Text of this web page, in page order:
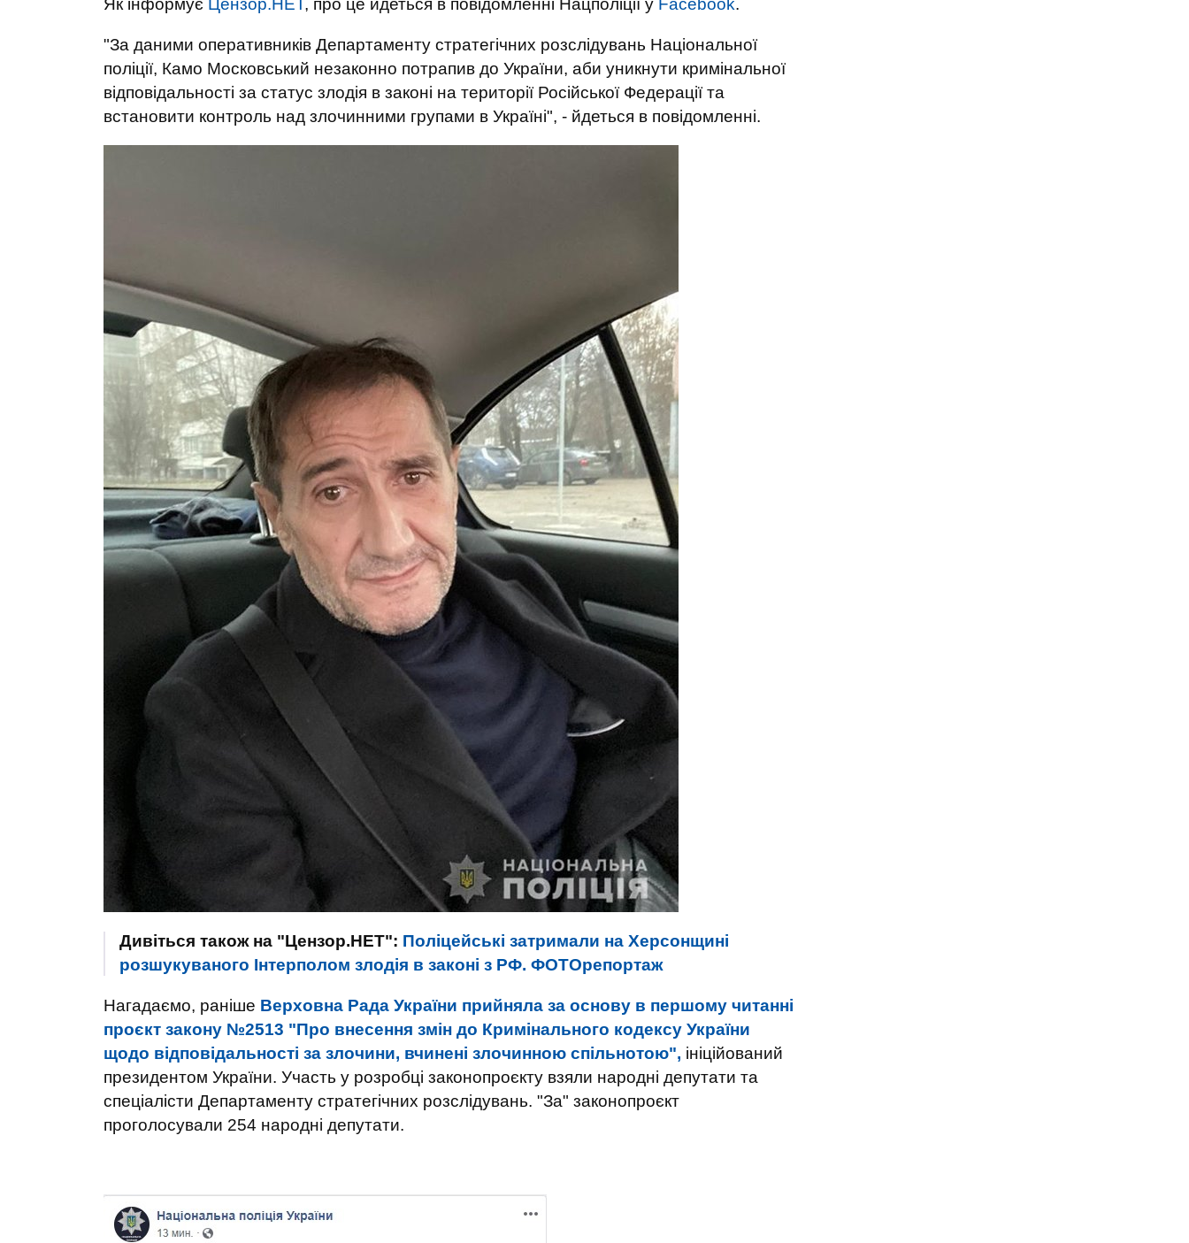
Як інформує Цензор.НЕТ, про це йдеться в повідомленні Нацполіції у Facebook.
"За даними оперативників Департаменту стратегічних розслідувань Національної
поліції, Камо Московський незаконно потрапив до України, аби уникнути кримінальної
відповідальності за статус злодія в законі на території Російської Федерації та
встановити контроль над злочинними групами в Україні", - йдеться в повідомленні.
Дивіться також на "Цензор.НЕТ": Поліцейські затримали на Херсонщині
розшукуваного Інтерполом злодія в законі з РФ. ФОТОрепортаж
Нагадаємо, раніше Верховна Рада України прийняла за основу в першому читанні
проєкт закону №2513 "Про внесення змін до Кримінального кодексу України
щодо відповідальності за злочини, вчинені злочинною спільнотою", ініційований
президентом України. Участь у розробці законопроєкту взяли народні депутати та
спеціалісти Департаменту стратегічних розслідувань. "За" законопроєкт
проголосували 254 народні депутати.